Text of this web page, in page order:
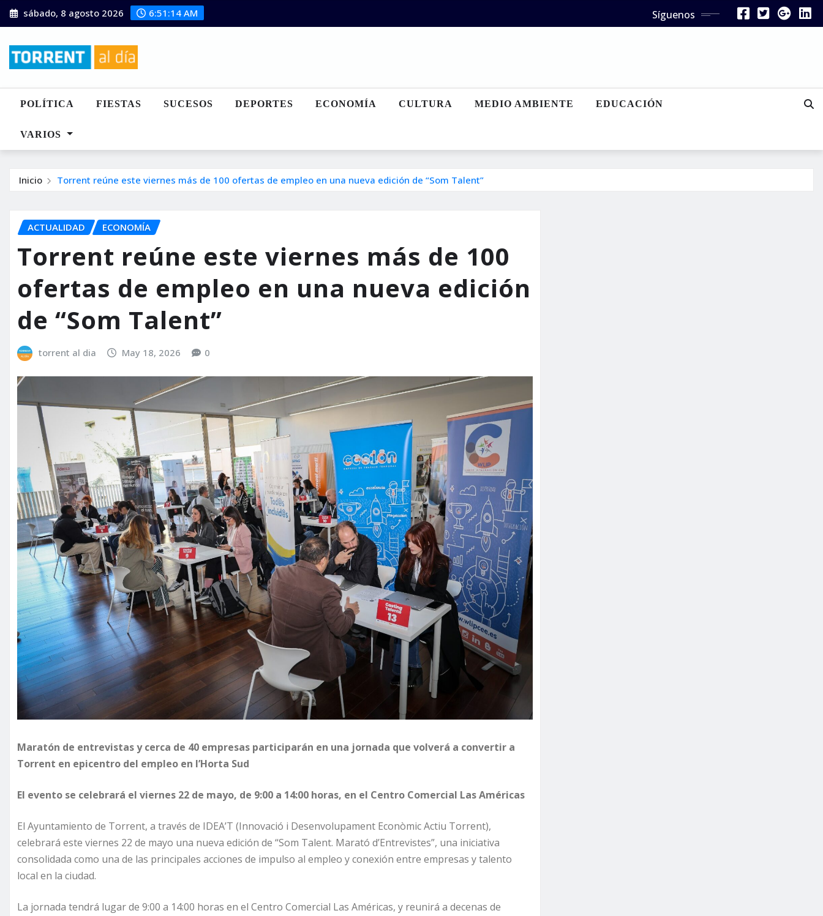
Saltar
al
sábado, 8 agosto 2026 6:51:15 AM Síguenos
POLÍTICA FIESTAS SUCESOS DEPORTES ECONOMÍA CULTURA MEDIO AMBIENTE EDUCACIÓN
VARIOS
Inicio Torrent reúne este viernes más de 100 ofertas de empleo en una nueva edición de “Som Talent”
ACTUALIDAD ECONOMÍA
Torrent reúne este viernes más de 100
ofertas de empleo en una nueva edición
de “Som Talent”
torrent al dia May 18, 2026 0
Maratón de entrevistas y cerca de 40 empresas participarán en una jornada que volverá a convertir a
Torrent en epicentro del empleo en l’Horta Sud
El evento se celebrará el viernes 22 de mayo, de 9:00 a 14:00 horas, en el Centro Comercial Las Américas
El Ayuntamiento de Torrent, a través de IDEA’T (Innovació i Desenvolupament Econòmic Actiu Torrent),
celebrará este viernes 22 de mayo una nueva edición de “Som Talent. Marató d’Entrevistes”, una iniciativa
consolidada como una de las principales acciones de impulso al empleo y conexión entre empresas y talento
local en la ciudad.
La jornada tendrá lugar de 9:00 a 14:00 horas en el Centro Comercial Las Américas, y reunirá a decenas de